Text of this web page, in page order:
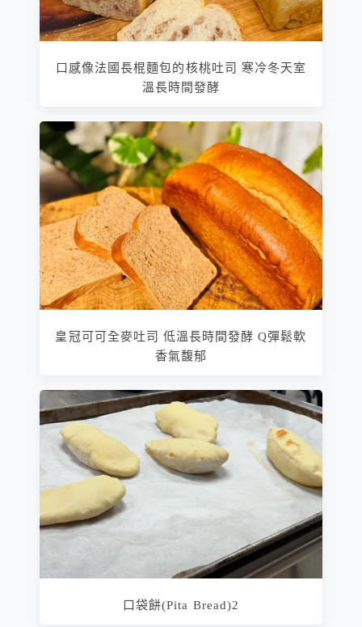
口感像法國長棍麵包的核桃吐司 寒冷冬天室
溫長時間發酵
皇冠可可全麥吐司 低溫長時間發酵 Q彈鬆軟
香氣馥郁
口袋餅(Pita Bread)2